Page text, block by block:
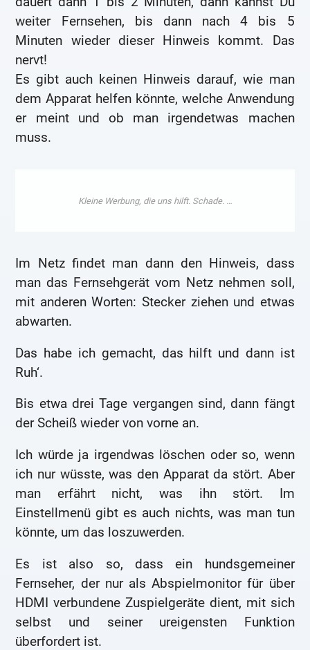
weiter Fernsehen, bis dann nach 4 bis 5
Minuten wieder dieser Hinweis kommt. Das
nervt!
Es gibt auch keinen Hinweis darauf, wie man
dem Apparat helfen könnte, welche Anwendung
er meint und ob man irgendetwas machen
muss.
Im Netz findet man dann den Hinweis, dass
man das Fernsehgerät vom Netz nehmen soll,
mit anderen Worten: Stecker ziehen und etwas
abwarten.
Das habe ich gemacht, das hilft und dann ist
Ruh‘.
Bis etwa drei Tage vergangen sind, dann fängt
der Scheiß wieder von vorne an.
Ich würde ja irgendwas löschen oder so, wenn
ich nur wüsste, was den Apparat da stört. Aber
man erfährt nicht, was ihn stört. Im
Einstellmenü gibt es auch nichts, was man tun
könnte, um das loszuwerden.
Es ist also so, dass ein hundsgemeiner
Fernseher, der nur als Abspielmonitor für über
HDMI verbundene Zuspielgeräte dient, mit sich
selbst und seiner ureigensten Funktion
überfordert ist.